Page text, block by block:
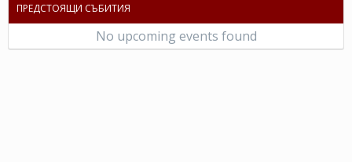
ПРЕДСТОЯЩИ СЪБИТИЯ
No upcoming events found